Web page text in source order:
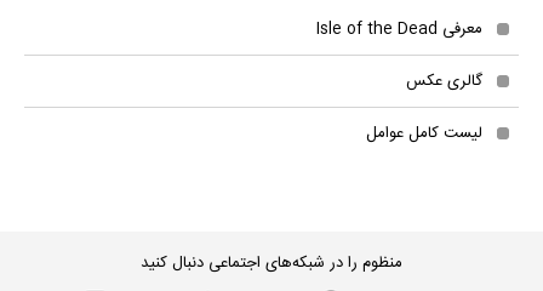
معرفی Isle of the Dead
گالری عکس
لیست کامل عوامل
منظوم را در شبکه‌های اجتماعی دنبال کنید